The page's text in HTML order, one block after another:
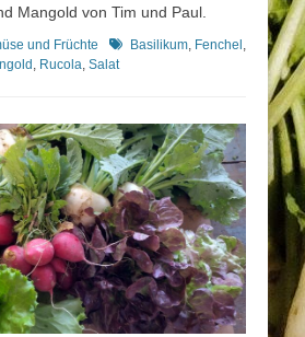
Mangold von Tim und Paul.
und Früchte Schlagworte
Basilikum, Fenchel ,
, Rucola, Salat